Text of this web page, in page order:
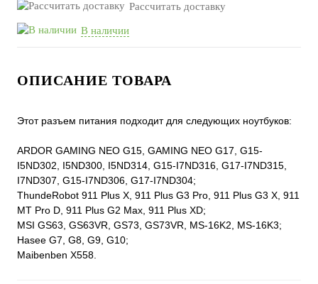
Рассчитать доставку
В наличии
ОПИСАНИЕ ТОВАРА
Этот разъем питания подходит для следующих ноутбуков:
ARDOR GAMING NEO G15, GAMING NEO G17, G15-
I5ND302, I5ND300, I5ND314, G15-I7ND316, G17-I7ND315,
I7ND307, G15-I7ND306, G17-I7ND304;
ThundeRobot 911 Plus X, 911 Plus G3 Pro, 911 Plus G3 X, 911
MT Pro D, 911 Plus G2 Max, 911 Plus XD;
MSI GS63, GS63VR, GS73, GS73VR, MS-16K2, MS-16K3;
Hasee G7, G8, G9, G10;
Maibenben X558.